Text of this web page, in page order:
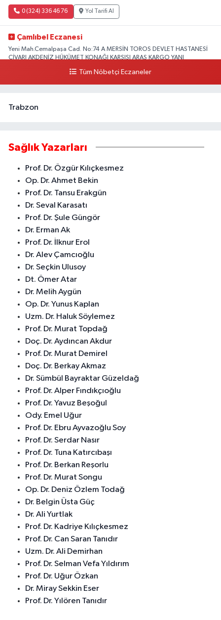
0 (324) 336 46 76 Yol Tarifi Al
Çamlıbel Eczanesi
Yeni Mah.Cemalpaşa Cad. No:74 A MERSİN TOROS DEVLET HASTANESİ
CİVARI AKDENİZ HÜKÜMET KONAĞI KARŞISI ARAS KARGO YANI
Yol Tarifi Al
Tüm Nöbetçi Eczaneler
Trabzon
Sağlık Yazarları
Prof. Dr. Özgür Kılıçkesmez
Op. Dr. Ahmet Bekin
Prof. Dr. Tansu Erakgün
Dr. Seval Karasatı
Prof. Dr. Şule Güngör
Dr. Erman Ak
Prof. Dr. İlknur Erol
Dr. Alev Çamcıoğlu
Dr. Seçkin Ulusoy
Dt. Ömer Atar
Dr. Melih Aygün
Op. Dr. Yunus Kaplan
Uzm. Dr. Haluk Söylemez
Prof. Dr. Murat Topdağ
Doç. Dr. Aydıncan Akdur
Prof. Dr. Murat Demirel
Doç. Dr. Berkay Akmaz
Dr. Sümbül Bayraktar Güzeldağ
Prof. Dr. Alper Fındıkçıoğlu
Prof. Dr. Yavuz Beşoğul
Ody. Emel Uğur
Prof. Dr. Ebru Ayvazoğlu Soy
Prof. Dr. Serdar Nasır
Prof. Dr. Tuna Katırcıbaşı
Prof. Dr. Berkan Reşorlu
Prof. Dr. Murat Songu
Op. Dr. Deniz Özlem Todağ
Dr. Belgin Üsta Güç
Dr. Ali Yurtlak
Prof. Dr. Kadriye Kılıçkesmez
Prof. Dr. Can Saran Tanıdır
Uzm. Dr. Ali Demirhan
Prof. Dr. Selman Vefa Yıldırım
Prof. Dr. Uğur Özkan
Dr. Miray Sekkin Eser
Prof. Dr. Yılören Tanıdır